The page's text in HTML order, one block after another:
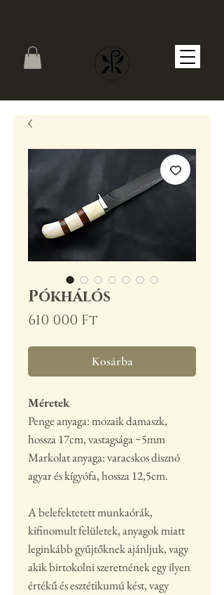
Pókhálós
610 000 FtÁr
Kosárba
Méretek
Penge anyaga: mozaik damaszk,
hossza17cm, vastagsága ~5mm
Markolat anyaga: varacskos disznó
agyar és kígyófa, hossza 12,5cm.
A belefektetett munkaórák,
kifinomult felületek, anyagok miatt
leginkább gyűjtőknek ajánljuk, vagy
akik birtokolni szeretnének egy ilyen
értékű és esztétikumú kést, vagy